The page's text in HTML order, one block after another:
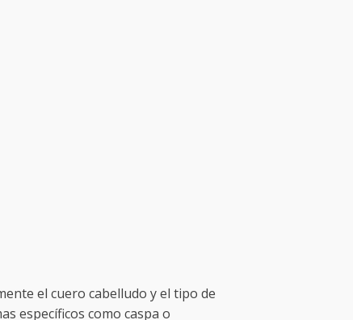
el cuero cabelludo y el tipo de
específicos como caspa o